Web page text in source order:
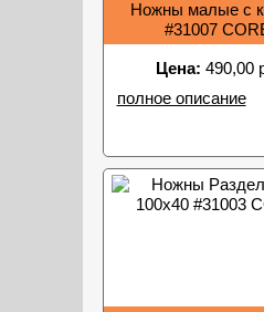
Ножны малые с
#31007
Цена: 490,00
полное описание